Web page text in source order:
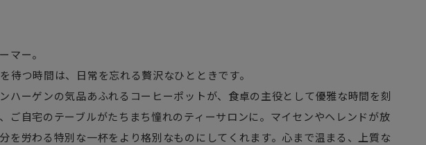
マー。
つ時間は、日常を忘れる贅沢なひとときです。
ハーゲンの気品あふれるコーヒーポットが、食卓の主役として優雅な時間を刻
ご自宅のテーブルがたちまち憧れのティーサロンに。マイセンやヘレンドが放
を労わる特別な一杯をより格別なものにしてくれます。心まで温まる、上質な